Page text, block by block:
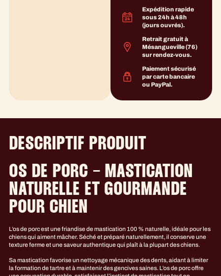
Expédition rapide
sous 24h à 48h
(jours ouvrés).
Retrait gratuit à
Mésangueville (76)
sur rendez-vous.
Paiement sécurisé
par carte bancaire
ou PayPal.
DESCRIPTIF PRODUIT
OS DE PORC – MASTICATION
NATURELLE ET GOURMANDE
POUR CHIEN
L’os de porc est une friandise de mastication 100 % naturelle, idéale pour les
chiens qui aiment mâcher. Séché et préparé naturellement, il conserve une
texture ferme et une saveur authentique qui plaît à la plupart des chiens.
Sa mastication favorise un nettoyage mécanique des dents, aidant à limiter
la formation de tartre et à maintenir des gencives saines. L’os de porc offre